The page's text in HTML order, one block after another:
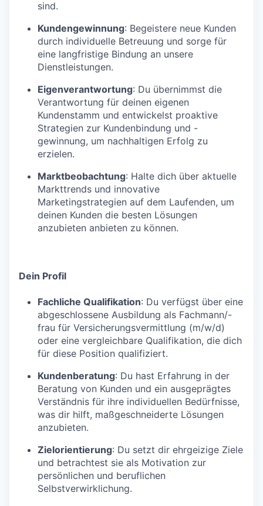
sind.
Kundengewinnung: Begeistere neue Kunden
durch individuelle Betreuung und sorge für
eine langfristige Bindung an unsere
Dienstleistungen.
Eigenverantwortung: Du übernimmst die
Verantwortung für deinen eigenen
Kundenstamm und entwickelst proaktive
Strategien zur Kundenbindung und -
gewinnung, um nachhaltigen Erfolg zu
erzielen.
Marktbeobachtung: Halte dich über aktuelle
Markttrends und innovative
Marketingstrategien auf dem Laufenden, um
deinen Kunden die besten Lösungen
anzubieten anbieten zu können.
Dein Profil
Fachliche Qualifikation: Du verfügst über eine
abgeschlossene Ausbildung als Fachmann/-
frau für Versicherungsvermittlung (m/w/d)
oder eine vergleichbare Qualifikation, die dich
für diese Position qualifiziert.
Kundenberatung: Du hast Erfahrung in der
Beratung von Kunden und ein ausgeprägtes
Verständnis für ihre individuellen Bedürfnisse,
was dir hilft, maßgeschneiderte Lösungen
anzubieten.
Zielorientierung: Du setzt dir ehrgeizige Ziele
und betrachtest sie als Motivation zur
persönlichen und beruflichen
Selbstverwirklichung.